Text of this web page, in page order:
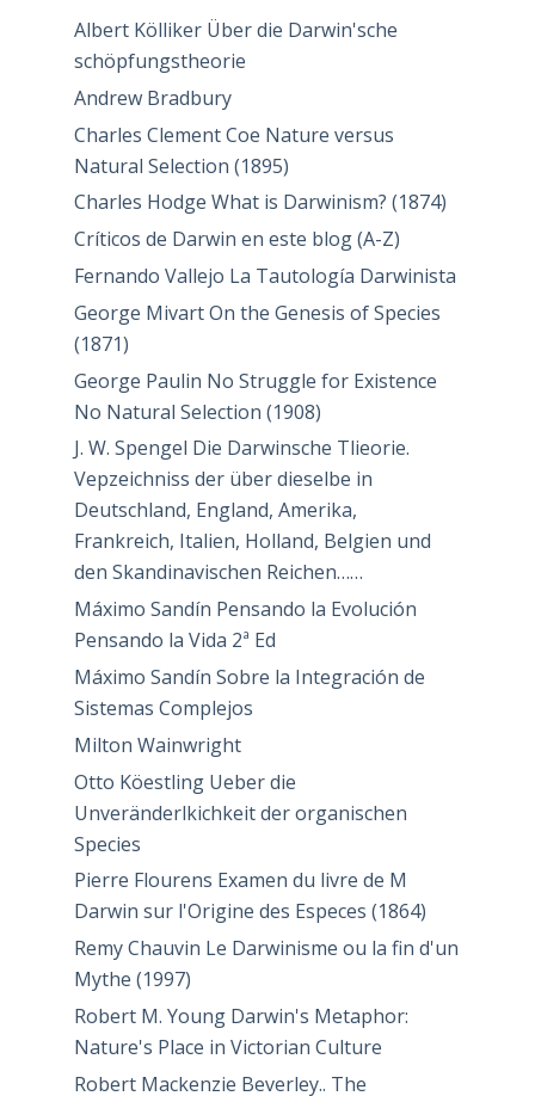
Albert Kölliker Über die Darwin'sche
schöpfungstheorie
Andrew Bradbury
Charles Clement Coe Nature versus
Natural Selection (1895)
Charles Hodge What is Darwinism? (1874)
Críticos de Darwin en este blog (A-Z)
Fernando Vallejo La Tautología Darwinista
George Mivart On the Genesis of Species
(1871)
George Paulin No Struggle for Existence
No Natural Selection (1908)
J. W. Spengel Die Darwinsche Tlieorie.
Vepzeichniss der über dieselbe in
Deutschland, England, Amerika,
Frankreich, Italien, Holland, Belgien und
den Skandinavischen Reichen……
Máximo Sandín Pensando la Evolución
Pensando la Vida 2ª Ed
Máximo Sandín Sobre la Integración de
Sistemas Complejos
Milton Wainwright
Otto Köestling Ueber die
Unveränderlkichkeit der organischen
Species
Pierre Flourens Examen du livre de M
Darwin sur l'Origine des Especes (1864)
Remy Chauvin Le Darwinisme ou la fin d'un
Mythe (1997)
Robert M. Young Darwin's Metaphor:
Nature's Place in Victorian Culture
Robert Mackenzie Beverley.. The